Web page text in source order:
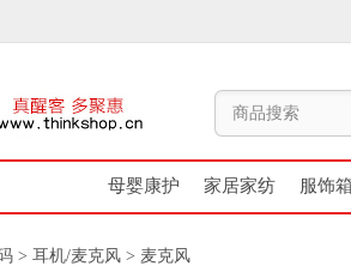
母婴康护 家居家纺 服饰
> 耳机/麦克风 > 麦克风